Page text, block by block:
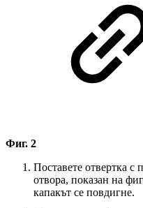
Фиг. 2
Поставете отвертка
отвора, показан на
капакът се повдигне.